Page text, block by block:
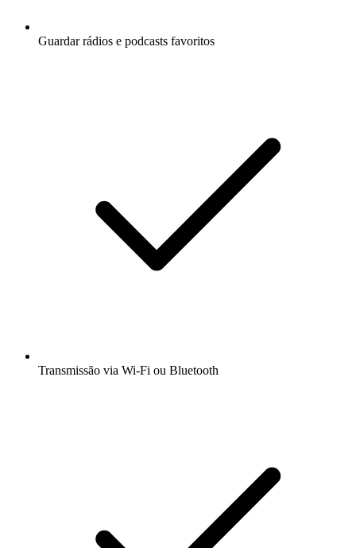
Guardar rádios e podcasts favoritos
Transmissão via Wi-Fi ou Bluetooth